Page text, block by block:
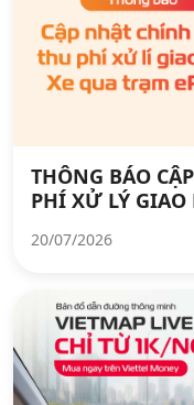
THÔNG BÁO
PHÍ XỬ LÝ GIAO
20/07/2026